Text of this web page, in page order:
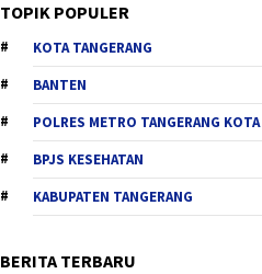
TOPIK POPULER
KOTA TANGERANG
BANTEN
POLRES METRO TANGERANG KOTA
BPJS KESEHATAN
KABUPATEN TANGERANG
BERITA TERBARU